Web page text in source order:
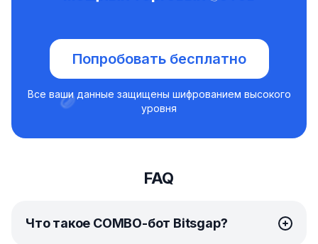
Попробовать бесплатно
Все ваши данные защищены шифрованием высокого
уровня
FAQ
Что такое COMBO-бот Bitsgap?